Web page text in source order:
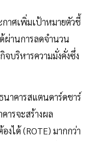
าศเพิ่มเป้าหมายตัวชี้
ผ่านการลดจำนวน
บริหารความมั่งคั่งซึ่ง
าคารสแตนดาร์ดชาร์
ารจะสร้างผล
ได้ (ROTE) มากกว่า